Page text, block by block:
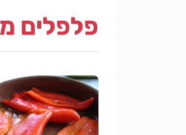
פלפלים